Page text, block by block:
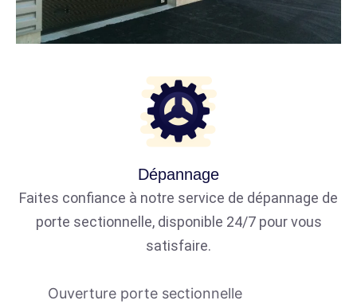
Dépannage
Faites confiance à notre service de dépannage de
porte sectionnelle, disponible 24/7 pour vous
satisfaire.
Ouverture porte sectionnelle